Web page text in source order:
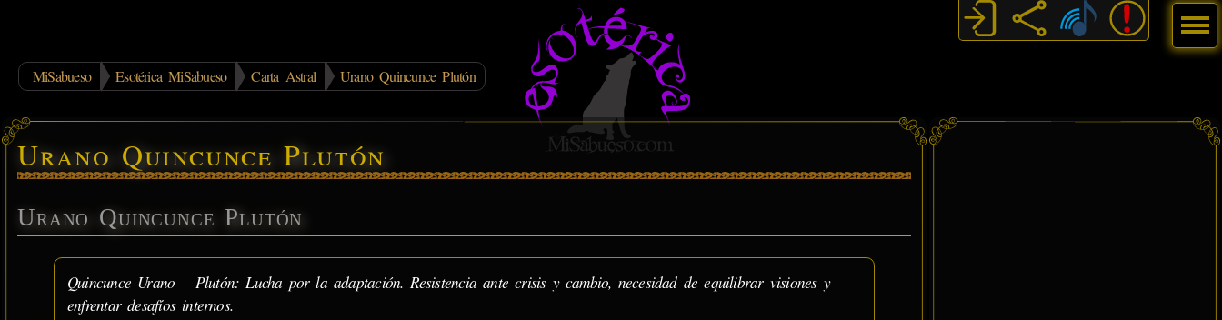
MiSabueso Esotérica MiSabueso Carta Astral Urano Quincunce Plutón
Urano Quincunce Plutón
Urano Quincunce Plutón
Quincunce Urano – Plutón: Lucha por la adaptación. Resistencia ante crisis y cambio, necesidad de equilibrar visiones y
enfrentar desafíos internos.
Menú